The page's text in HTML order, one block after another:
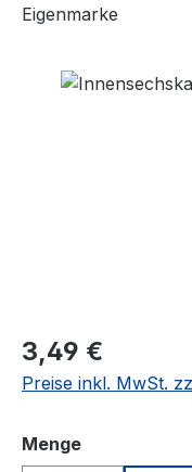
Eigenmarke
Regulärer Preis:
3,49 €
Preise inkl. MwSt.
Mengeauswählen